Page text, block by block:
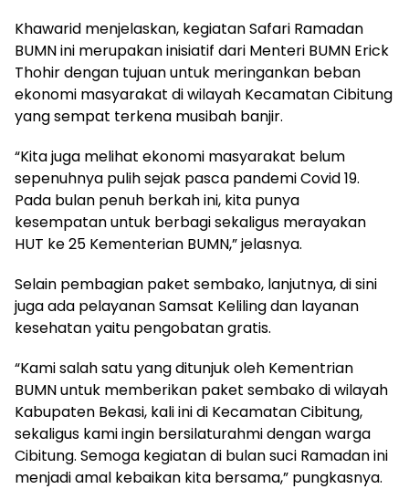
Khawarid menjelaskan, kegiatan Safari Ramadan
BUMN ini merupakan inisiatif dari Menteri BUMN Erick
Thohir dengan tujuan untuk meringankan beban
ekonomi masyarakat di wilayah Kecamatan Cibitung
yang sempat terkena musibah banjir.
“Kita juga melihat ekonomi masyarakat belum
sepenuhnya pulih sejak pasca pandemi Covid 19.
Pada bulan penuh berkah ini, kita punya
kesempatan untuk berbagi sekaligus merayakan
HUT ke 25 Kementerian BUMN,” jelasnya.
Selain pembagian paket sembako, lanjutnya, di sini
juga ada pelayanan Samsat Keliling dan layanan
kesehatan yaitu pengobatan gratis.
“Kami salah satu yang ditunjuk oleh Kementrian
BUMN untuk memberikan paket sembako di wilayah
Kabupaten Bekasi, kali ini di Kecamatan Cibitung,
sekaligus kami ingin bersilaturahmi dengan warga
Cibitung. Semoga kegiatan di bulan suci Ramadan ini
menjadi amal kebaikan kita bersama,” pungkasnya.